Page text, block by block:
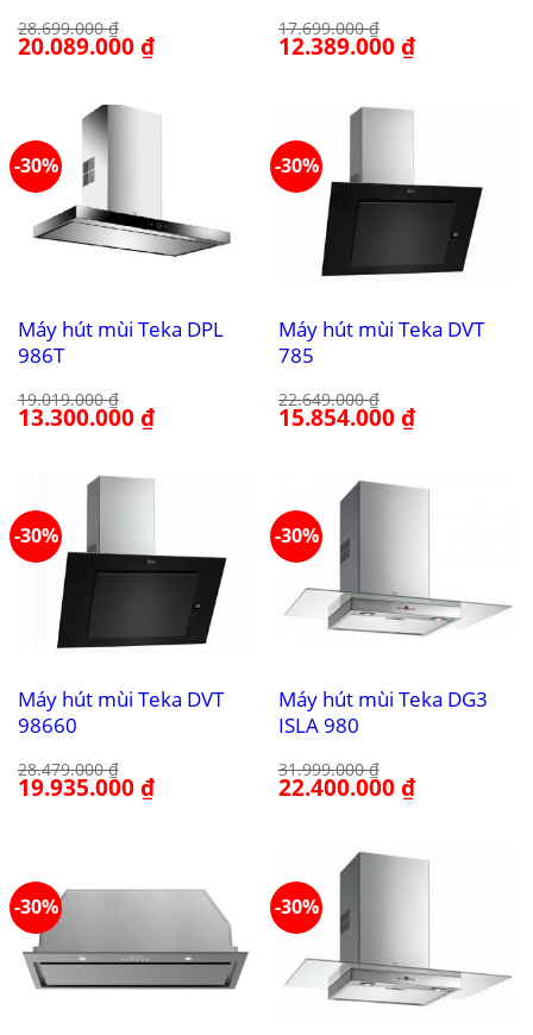
28.699.000₫
Giá
gốc
20.089.000₫Giá
hiện
17.699.000₫
Giá
gốc
12.389.000₫Giá
hiện
-30%
Máy hút mùi Teka DPL
986T
19.019.000₫
Giá
gốc
13.300.000₫Giá
hiện
13.300.000 ₫.
-30%
Máy hút mùi Teka DVT
785
22.649.000₫
Giá
gốc
15.854.000₫Giá
hiện
-30%
Máy hút mùi Teka DVT
98660
28.479.000₫
Giá
gốc
19.935.000₫Giá
hiện
-30%
Máy hút mùi Teka DG3
ISLA 980
31.999.000₫
Giá
gốc
22.400.000₫Giá
hiện
-30% -30%